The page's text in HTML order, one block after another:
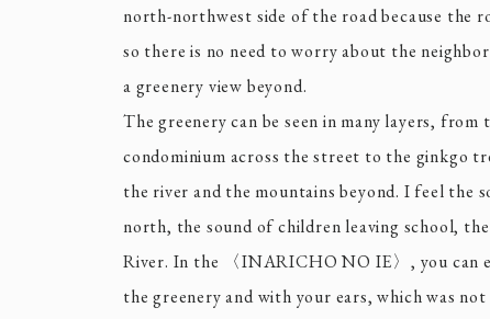
north-northwest side of the road because the
so there is no need to worry about the
a greenery view beyond.
The greenery can be seen in many layers,
condominium across the street to the ginkgo
the river and the mountains beyond. I feel the
north, the sound of children leaving school,
River. In the 〈INARICHO NO IE〉, you can
the greenery and with your ears, which was